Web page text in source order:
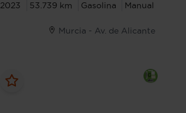
2023 53.739 km Gasolina Manual
Murcia - Av. de Alicante